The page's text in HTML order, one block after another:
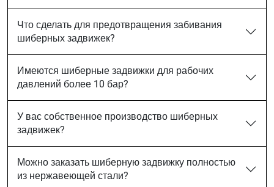
Что сделать для предотвращения забивания
шиберных задвижек?
Имеются шиберные задвижки для рабочих
давлений более 10 бар?
У вас собственное производство шиберных
задвижек?
Можно заказать шиберную задвижку полностью
из нержавеющей стали?